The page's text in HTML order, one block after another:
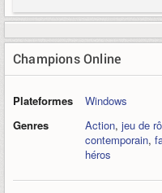
Champions Online
Plateformes
Windows
Genres
Action, jeu de
contemporain,
héros